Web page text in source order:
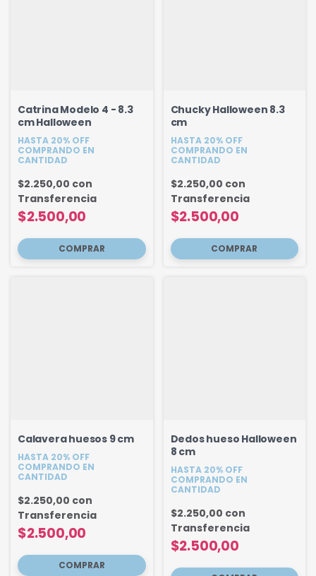
Catrina Modelo 4 - 8.3
cm Halloween
HASTA 20% OFF
COMPRANDO EN
CANTIDAD
$2.500,00
$2.250,00 con
Transferencia
Chucky Halloween 8.3
cm
HASTA 20% OFF
COMPRANDO EN
CANTIDAD
$2.500,00
$2.250,00 con
Transferencia
Calavera huesos 9 cm
HASTA 20% OFF
COMPRANDO EN
CANTIDAD
$2.500,00
$2.250,00 con
Transferencia
Dedos hueso Halloween
8 cm
HASTA 20% OFF
COMPRANDO EN
CANTIDAD
$2.500,00
$2.250,00 con
Transferencia